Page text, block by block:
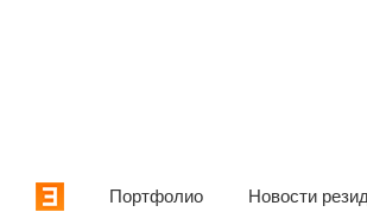
Портфолио Новости